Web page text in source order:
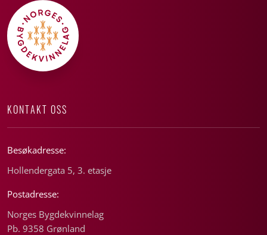
KONTAKT OSS
Besøkadresse:
Hollendergata 5, 3. etasje
Postadresse:
Norges Bygdekvinnelag
Pb. 9358 Grønland